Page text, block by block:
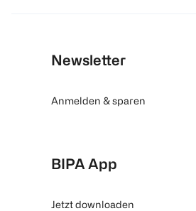
Newsletter
Anmelden & sparen
BIPA App
Jetzt downloaden